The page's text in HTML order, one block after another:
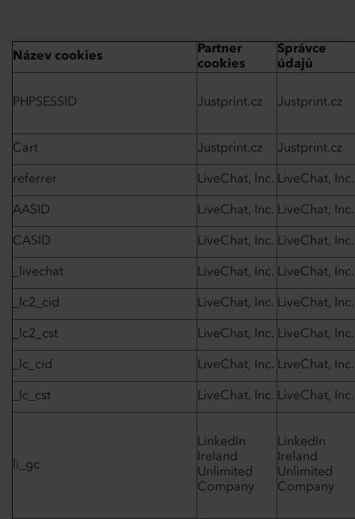
Název cookies
Partner
cookies
Správce
údajů
PHPSESSID Justprint.cz Justprint.cz
Cart Justprint.cz Justprint.cz
referrer LiveChat, Inc. LiveChat, Inc.
AASID LiveChat, Inc. LiveChat, Inc.
CASID LiveChat, Inc. LiveChat, Inc.
_livechat LiveChat, Inc. LiveChat, Inc.
_lc2_cid LiveChat, Inc. LiveChat, Inc.
_lc2_cst LiveChat, Inc. LiveChat, Inc.
_lc_cid LiveChat, Inc. LiveChat, Inc.
_lc_cst LiveChat, Inc. LiveChat, Inc.
li_gc
LinkedIn
Ireland
Unlimited
Company
LinkedIn
Ireland
Unlimited
Company